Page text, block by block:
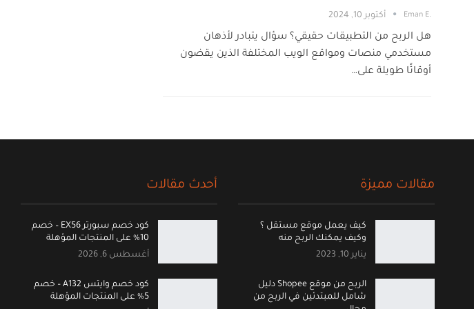
.Eman E أكتوبر 10, 2024
هل الربح من التطبيقات حقيقي؟ سؤال يتبادر لأذهان
مستخدمي منصات ومواقع الويب المختلفة الذين يقضون
أوقاتًا طويلة على…
مقالات مميزة
كيف يعمل موقع مستقل ؟
وكيف يمكنك الربح منه
يناير 10, 2023
الربح من موقع Shopee دليل
شامل للمبتدئين في الربح من
أحدث مقالات
كود خصم سبورتر EX56 – خصم
10% على المنتجات المؤهلة
أغسطس 6, 2026
كود خصم وايتس A132 – خصم
5% على المنتجات المؤهلة